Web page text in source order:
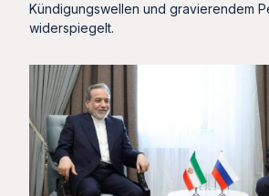
Kündigungswellen und gravierendem
widerspiegelt.